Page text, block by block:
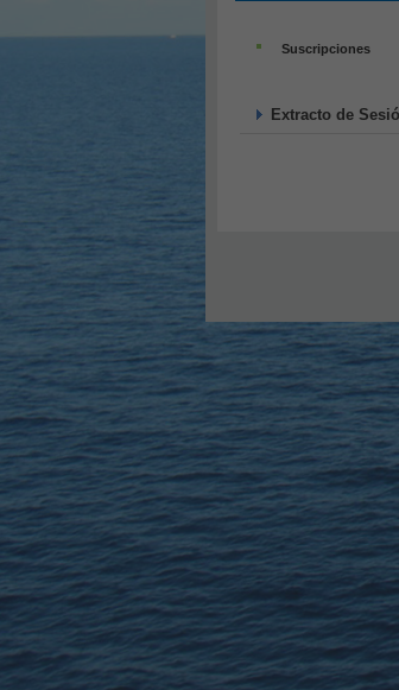
Suscripciones
Extracto de